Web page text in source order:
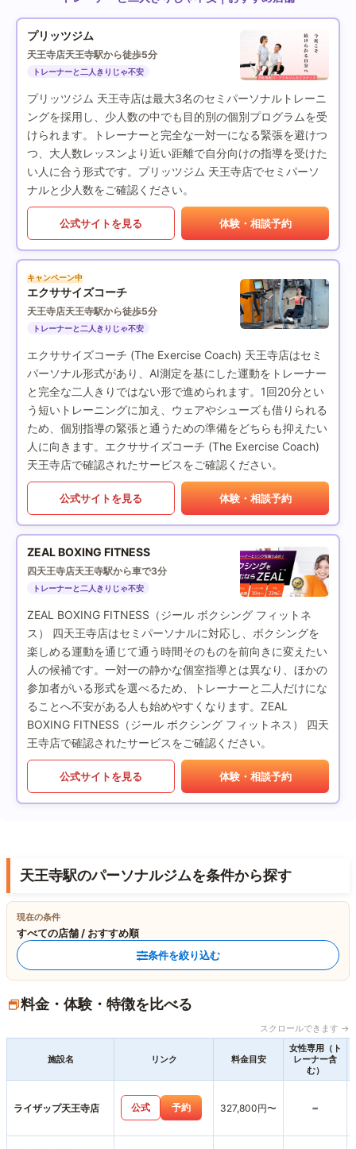
プリッツジム
天王寺店天王寺駅から徒歩5分
トレーナーと二人きりじゃ不安
プリッツジム 天王寺店は最大3名のセミパーソナルトレーニ
ングを採用し、少人数の中でも目的別の個別プログラムを受
けられます。トレーナーと完全な一対一になる緊張を避けつ
つ、大人数レッスンより近い距離で自分向けの指導を受けた
い人に合う形式です。プリッツジム 天王寺店でセミパーソ
ナルと少人数をご確認ください。
公式サイトを見る 体験・相談予約
キャンペーン中
エクササイズコーチ
天王寺店天王寺駅から徒歩5分
トレーナーと二人きりじゃ不安
エクササイズコーチ (The Exercise Coach) 天王寺店はセミ
パーソナル形式があり、AI測定を基にした運動をトレーナー
と完全な二人きりではない形で進められます。1回20分とい
う短いトレーニングに加え、ウェアやシューズも借りられる
ため、個別指導の緊張と通うための準備をどちらも抑えたい
人に向きます。エクササイズコーチ (The Exercise Coach)
天王寺店で確認されたサービスをご確認ください。
公式サイトを見る 体験・相談予約
ZEAL BOXING FITNESS
四天王寺店天王寺駅から車で3分
トレーナーと二人きりじゃ不安
ZEAL BOXING FITNESS（ジール ボクシング フィットネ
ス） 四天王寺店はセミパーソナルに対応し、ボクシングを
楽しめる運動を通じて通う時間そのものを前向きに変えたい
人の候補です。一対一の静かな個室指導とは異なり、ほかの
参加者がいる形式を選べるため、トレーナーと二人だけにな
ることへ不安がある人も始めやすくなります。ZEAL
BOXING FITNESS（ジール ボクシング フィットネス） 四天
王寺店で確認されたサービスをご確認ください。
公式サイトを見る 体験・相談予約
天王寺駅のパーソナルジムを条件から探す
現在の条件
すべての店舗 / おすすめ順
条件を絞り込む
料金・体験・特徴を比べる
スクロールできます →
施設名 リンク 料金目安
女性専用（ト
レーナー含
む）
ライザップ天王寺店 公式 予約 327,800円〜 -